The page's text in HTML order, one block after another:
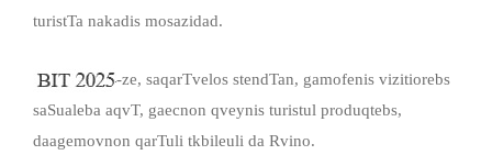
turistTa nakadis mosazidad.
-ze, saqarTvelos stendTan, gamofenis vizitiorebs
saSualeba aqvT, gaecnon qveynis turistul produqtebs,
daagemovnon qarTuli tkbileuli da Rvino.